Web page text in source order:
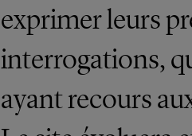
exprimer leurs
interrogations,
ayant recours